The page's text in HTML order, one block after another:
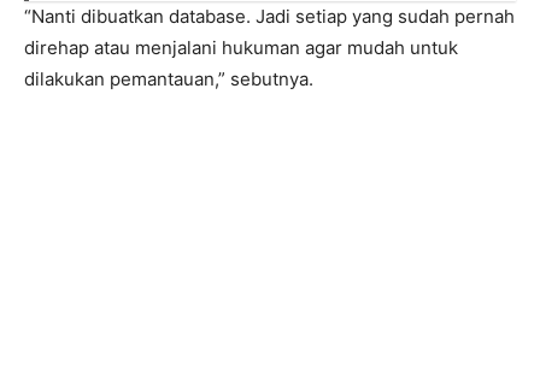
“Nanti dibuatkan database. Jadi setiap yang sudah pernah
direhap atau menjalani hukuman agar mudah untuk
dilakukan pemantauan,” sebutnya.